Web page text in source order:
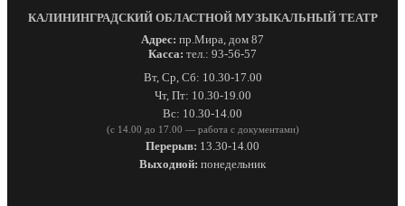
КАЛИНИНГРАДСКИЙ ОБЛАСТНОЙ МУЗЫКАЛЬНЫЙ ТЕАТР
Адрес: пр.Мира, дом 87
Касса: тел.: 93-56-57
Вт, Ср, Сб: 10.30-17.00
Чт, Пт: 10.30-19.00
Вс: 10.30-14.00
(с 14.00 до 17.00 — работа с документами)
Перерыв: 13.30-14.00
Выходной: понедельник